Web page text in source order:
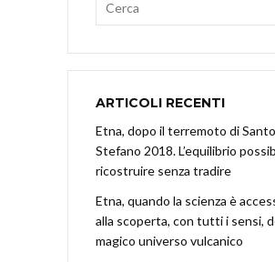
ARTICOLI RECENTI
Etna, dopo il terremoto di Santo
Stefano 2018. L’equilibrio
ricostruire senza tradire
Etna, quando la scienza è
alla scoperta, con tutti i sensi,
magico universo vulcanico